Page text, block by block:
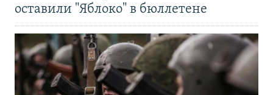
оставили "Яблоко" в бюллетене